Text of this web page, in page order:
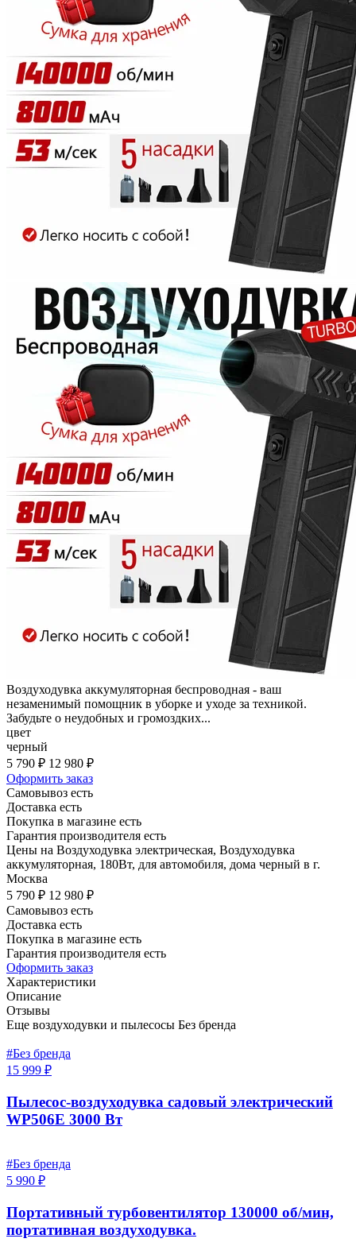
Воздуходувка аккумуляторная беспроводная - ваш
незаменимый помощник в уборке и уходе за техникой.
Забудьте о неудобных и громоздких...
цвет
черный
5 790 ₽ 12 980 ₽
Оформить заказ
Самовывоз есть
Доставка есть
Покупка в магазине есть
Гарантия производителя есть
Цены на Воздуходувка электрическая, Воздуходувка
аккумуляторная, 180Вт, для автомобиля, дома черный в г.
Москва
5 790 ₽ 12 980 ₽
Самовывоз есть
Доставка есть
Покупка в магазине есть
Гарантия производителя есть
Оформить заказ
Характеристики
Описание
Отзывы
Еще воздуходувки и пылесосы Без бренда
#Без бренда
15 999 ₽
Пылесос-воздуходувка садовый электрический
WP506E 3000 Вт
#Без бренда
5 990 ₽
Портативный турбовентилятор 130000 об/мин,
портативная воздуходувка.